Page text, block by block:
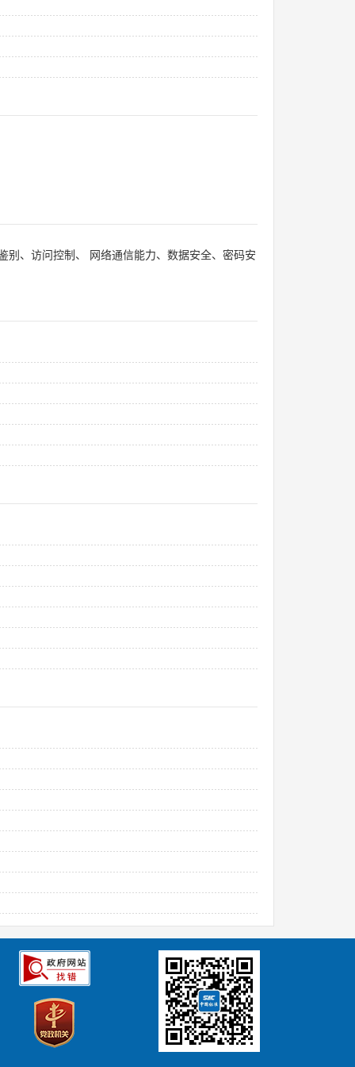
别、访问控制、 网络通信能力、数据安全、密码安